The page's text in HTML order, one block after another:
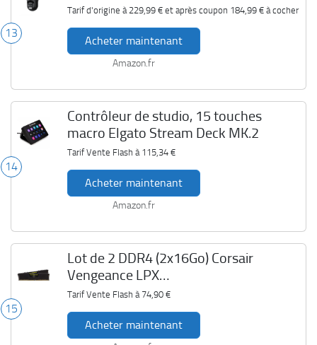
13
Tarif d'origine à 229,99 €et après coupon 184,99 €à cocher
Acheter maintenant
Amazon.fr
14
Contrôleur de studio, 15 touches
macro Elgato Stream Deck MK.2
Tarif Vente Flash à 115,34 €
Acheter maintenant
Amazon.fr
15
Lot de 2 DDR4 (2x16Go) Corsair
Vengeance LPX
CMK32GX4M2E3200C16
Tarif Vente Flash à 74,90 €
Acheter maintenant